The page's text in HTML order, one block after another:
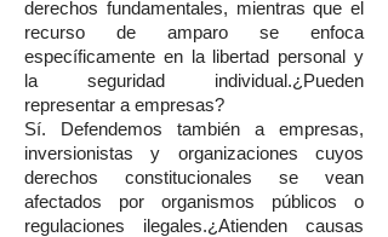
derechos fundamentales, mientras que el
recurso de amparo se enfoca
específicamente en la libertad personal y
la seguridad individual.¿Pueden
representar a empresas?
Sí. Defendemos también a empresas,
inversionistas y organizaciones cuyos
derechos constitucionales se vean
afectados por organismos públicos o
regulaciones ilegales.¿Atienden causas